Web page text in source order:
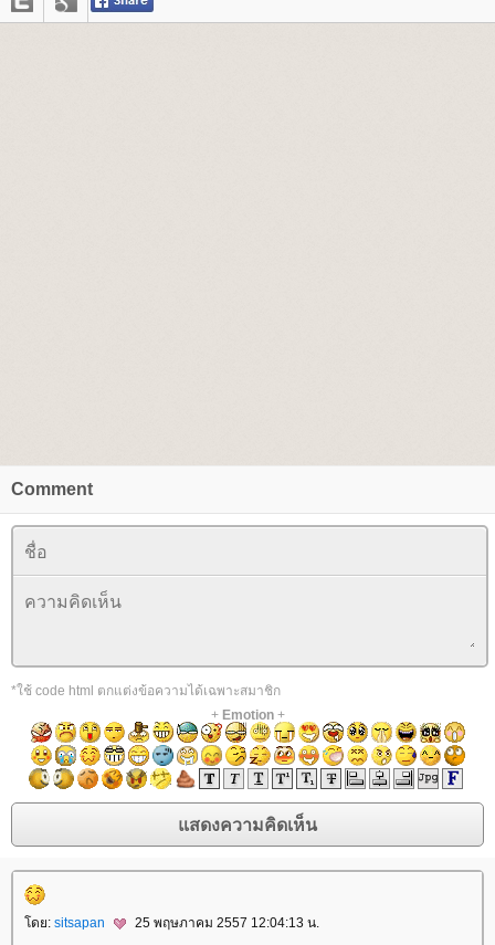
Comment
*ใช้ code html ตกแต่งข้อความได้เฉพาะสมาชิก
+ Emotion+
ดย: sitsapan 25 พฤษภาคม 2557 12:04:13 น.